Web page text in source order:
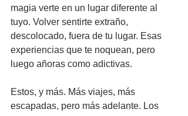
magia verte en un lugar diferente al
tuyo. Volver sentirte extraño,
descolocado, fuera de tu lugar. Esas
experiencias que te noquean, pero
luego añoras como adictivas.
Estos, y más. Más viajes, más
escapadas, pero más adelante. Los